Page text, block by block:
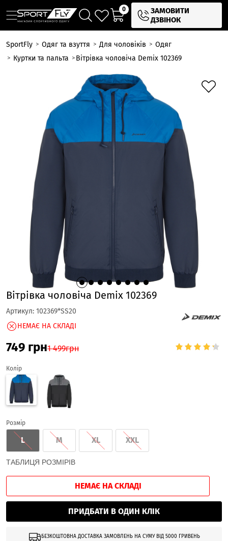
0
ЗАМОВИТИ
ДЗВІНОК
SportFly Одяг та взуття Для чоловіків
Одяг
Куртки та пальта
Вітрівка чоловіча Demix 102369
Вітрівка чоловіча Demix 102369
Артикул: 102369*SS20
НЕМАЄ НА СКЛАДІ
749 грн1 499грн
Колір
Розмір
L M XL XXL
ТАБЛИЦЯ РОЗМІРІВ
НЕМАЄ НА СКЛАДІ
ПРИДБАТИ В ОДИН КЛІК
БЕЗКОШТОВНА ДОСТАВКА ЗАМОВЛЕНЬ НА СУМУ ВІД 5000 ГРИВЕНЬ